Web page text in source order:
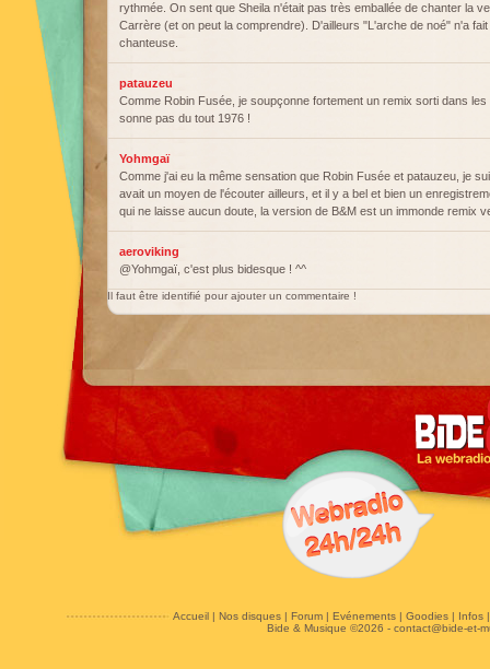
rythmée. On sent que Sheila n'était pas très emballée de chanter la
Carrère (et on peut la comprendre). D'ailleurs "L'arche de noé" n'a
chanteuse.
patauzeu
Comme Robin Fusée, je soupçonne fortement un remix sorti dans
sonne pas du tout 1976 !
Yohmgaï
Comme j'ai eu la même sensation que Robin Fusée et patauzeu, je
avait un moyen de l'écouter ailleurs, et il y a bel et bien un
qui ne laisse aucun doute, la version de B&M est un immonde remix
aeroviking
@Yohmgaï, c'est plus bidesque ! ^^
Il faut être identifié pour ajouter un commentaire !
Accueil| Nos disques| Forum| Evénements| Goodies| Infos
Bide & Musique ©2026 - contact@bide-et-